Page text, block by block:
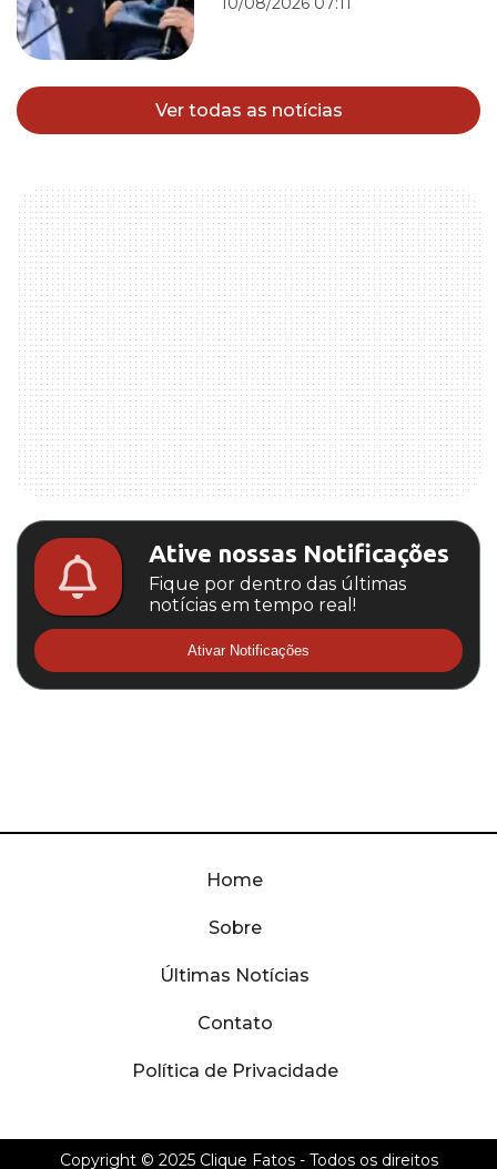
Ver todas as notícias
Ative nossas Notificações
Fique por dentro das últimas
notícias em tempo real!
Ativar Notificações
Home
Sobre
Últimas Notícias
Contato
Política de Privacidade
Copyright © 2025 Clique Fatos- Todos os direitos